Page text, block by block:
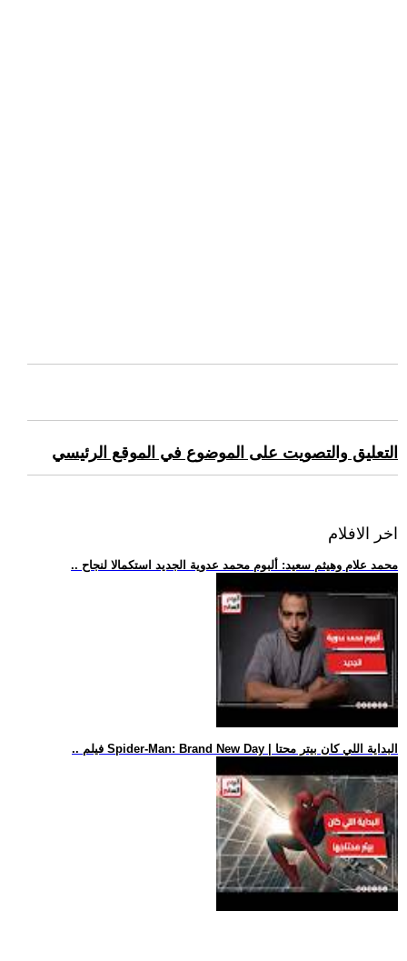
التعليق والتصويت على الموضوع في الموقع الرئيسي
اخر الافلام
.. محمد علام وهيثم سعيد: ألبوم محمد عدوية الجديد استكمالا لنجاح
.. فيلم Spider-Man: Brand New Day | البداية اللي كان بيتر محتا